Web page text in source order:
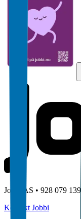
Jobbi AS • 928 079 139
Kontakt Jobbi